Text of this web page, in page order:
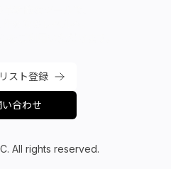
スト登録
い合わせ
All rights reserved.